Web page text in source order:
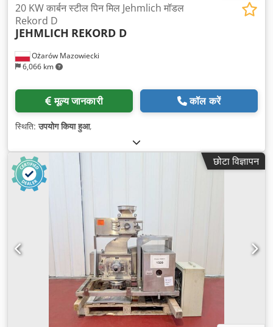
Ożarów Mazowiecki
6,066 km
20 KW कार्बन स्टील पिन मिल Jehmlich मॉडल
Rekord D
JEHMLICH REKORD D
मूल्य जानकारी कॉल करें
स्थिति:उपयोग किया हुआ,
छोटा विज्ञापन